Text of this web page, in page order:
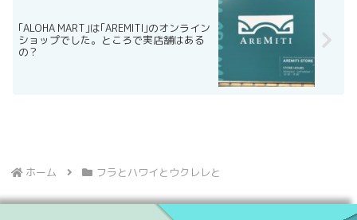
｢ALOHA MART｣は｢AREMITI｣のオンライン
ショップでした。ところで実店舗はある
の？
ホーム フラとハワイとウクレレと